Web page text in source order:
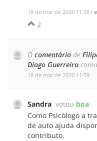
‎18 de mar de 2020 11:58 (
2
O comentário de
Diogo Guerreiro
‎18 de mar de 2020 11:59
Sandra votou boa
Como Psicólogo a
de auto ajuda
contributo.